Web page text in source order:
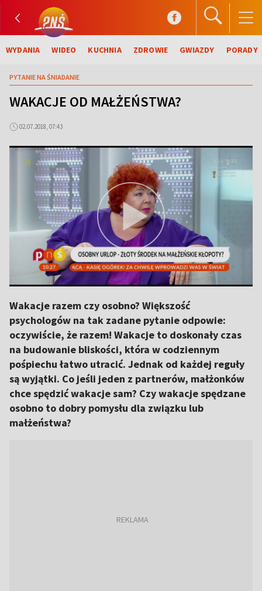
WYDANIA WIDEO KUCHNIA ZDROWIE GWIAZDY PORADY
PYTANIE NA ŚNIADANIE
WAKACJE OD MAŁŻEŃSTWA?
02.07.2018, 07:43
Wakacje razem czy osobno? Większość
psychologów na tak zadane pytanie odpowie:
oczywiście, że razem! Wakacje to doskonały czas
na budowanie bliskości, która w codziennym
pośpiechu łatwo utracić. Jednak od każdej reguły
są wyjątki. Co jeśli jeden z partnerów, małżonków
chce spędzić wakacje sam? Czy wakacje spędzane
osobno to dobry pomysłu dla związku lub
małżeństwa?